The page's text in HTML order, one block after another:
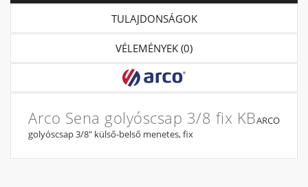
TULAJDONSÁGOK
VÉLEMÉNYEK (0)
Arco Sena golyóscsap 3/8 fix KBARCO
golyóscsap 3/8" külső-belső menetes, fix